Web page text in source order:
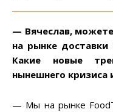
— Вячеслав,
на рынке доставки
Какие новые
нынешнего кризиса
— Мы на рынке